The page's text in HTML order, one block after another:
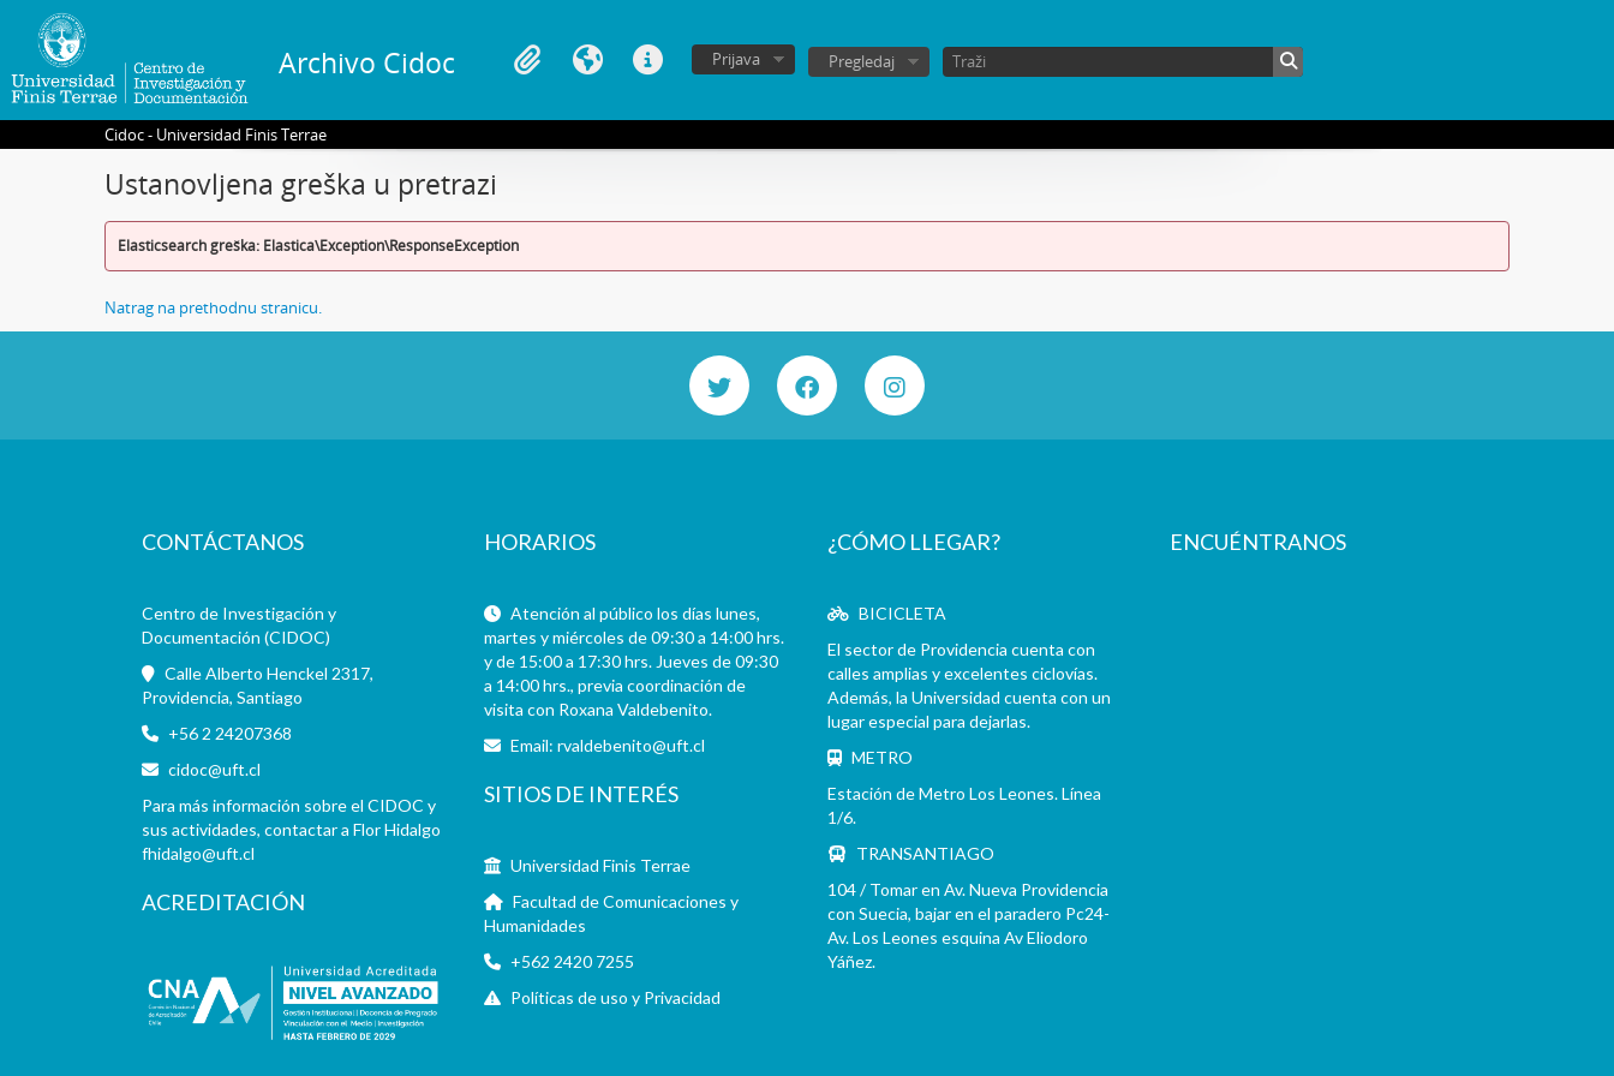
Archivo Cidoc Prijava Pregledaj
Cidoc - Universidad Finis Terrae
Ustanovljena greška u pretrazi
Elasticsearch greška: Elastica\Exception\ResponseException
Natrag na prethodnu stranicu.
CONTÁCTANOS
Centro de Investigación y
Documentación (CIDOC)
Calle Alberto Henckel 2317,
Providencia, Santiago
+56 2 24207368
cidoc@uft.cl
Para más información sobre el CIDOC y
sus actividades, contactar a Flor Hidalgo
fhidalgo@uft.cl
ACREDITACIÓN
HORARIOS
Atención al público los días lunes,
martes y miércoles de 09:30 a 14:00 hrs.
y de 15:00 a 17:30 hrs. Jueves de 09:30
a 14:00 hrs., previa coordinación de
visita con Roxana Valdebenito.
Email:rvaldebenito@uft.cl
SITIOS DE INTERÉS
Universidad Finis Terrae
Facultad de Comunicaciones y
Humanidades
+562 2420 7255
Políticas de uso y Privacidad
¿CÓMO LLEGAR?
BICICLETA
El sector de Providencia cuenta con
calles amplias y excelentes ciclovías.
Además, la Universidad cuenta con un
lugar especial para dejarlas.
METRO
Estación de Metro Los Leones. Línea
1/6.
TRANSANTIAGO
104 / Tomar en Av. Nueva Providencia
con Suecia, bajar en el paradero Pc24-
Av. Los Leones esquina Av Eliodoro
Yáñez.
ENCUÉNTRANOS